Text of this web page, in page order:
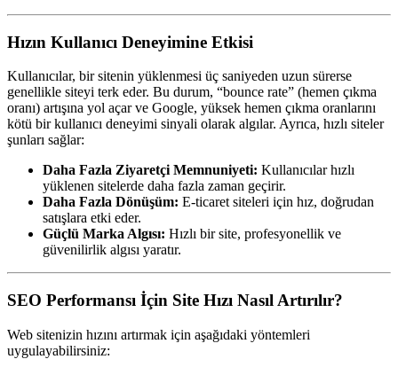
Hızın Kullanıcı Deneyimine Etkisi
Kullanıcılar, bir sitenin yüklenmesi üç saniyeden uzun sürerse
genellikle siteyi terk eder. Bu durum, “bounce rate” (hemen çıkma
oranı) artışına yol açar ve Google, yüksek hemen çıkma oranlarını
kötü bir kullanıcı deneyimi sinyali olarak algılar. Ayrıca, hızlı siteler
şunları sağlar:
Daha Fazla Ziyaretçi Memnuniyeti: Kullanıcılar hızlı
yüklenen sitelerde daha fazla zaman geçirir.
Daha Fazla Dönüşüm: E-ticaret siteleri için hız, doğrudan
satışlara etki eder.
Güçlü Marka Algısı: Hızlı bir site, profesyonellik ve
güvenilirlik algısı yaratır.
SEO Performansı İçin Site Hızı Nasıl Artırılır?
Web sitenizin hızını artırmak için aşağıdaki yöntemleri
uygulayabilirsiniz: